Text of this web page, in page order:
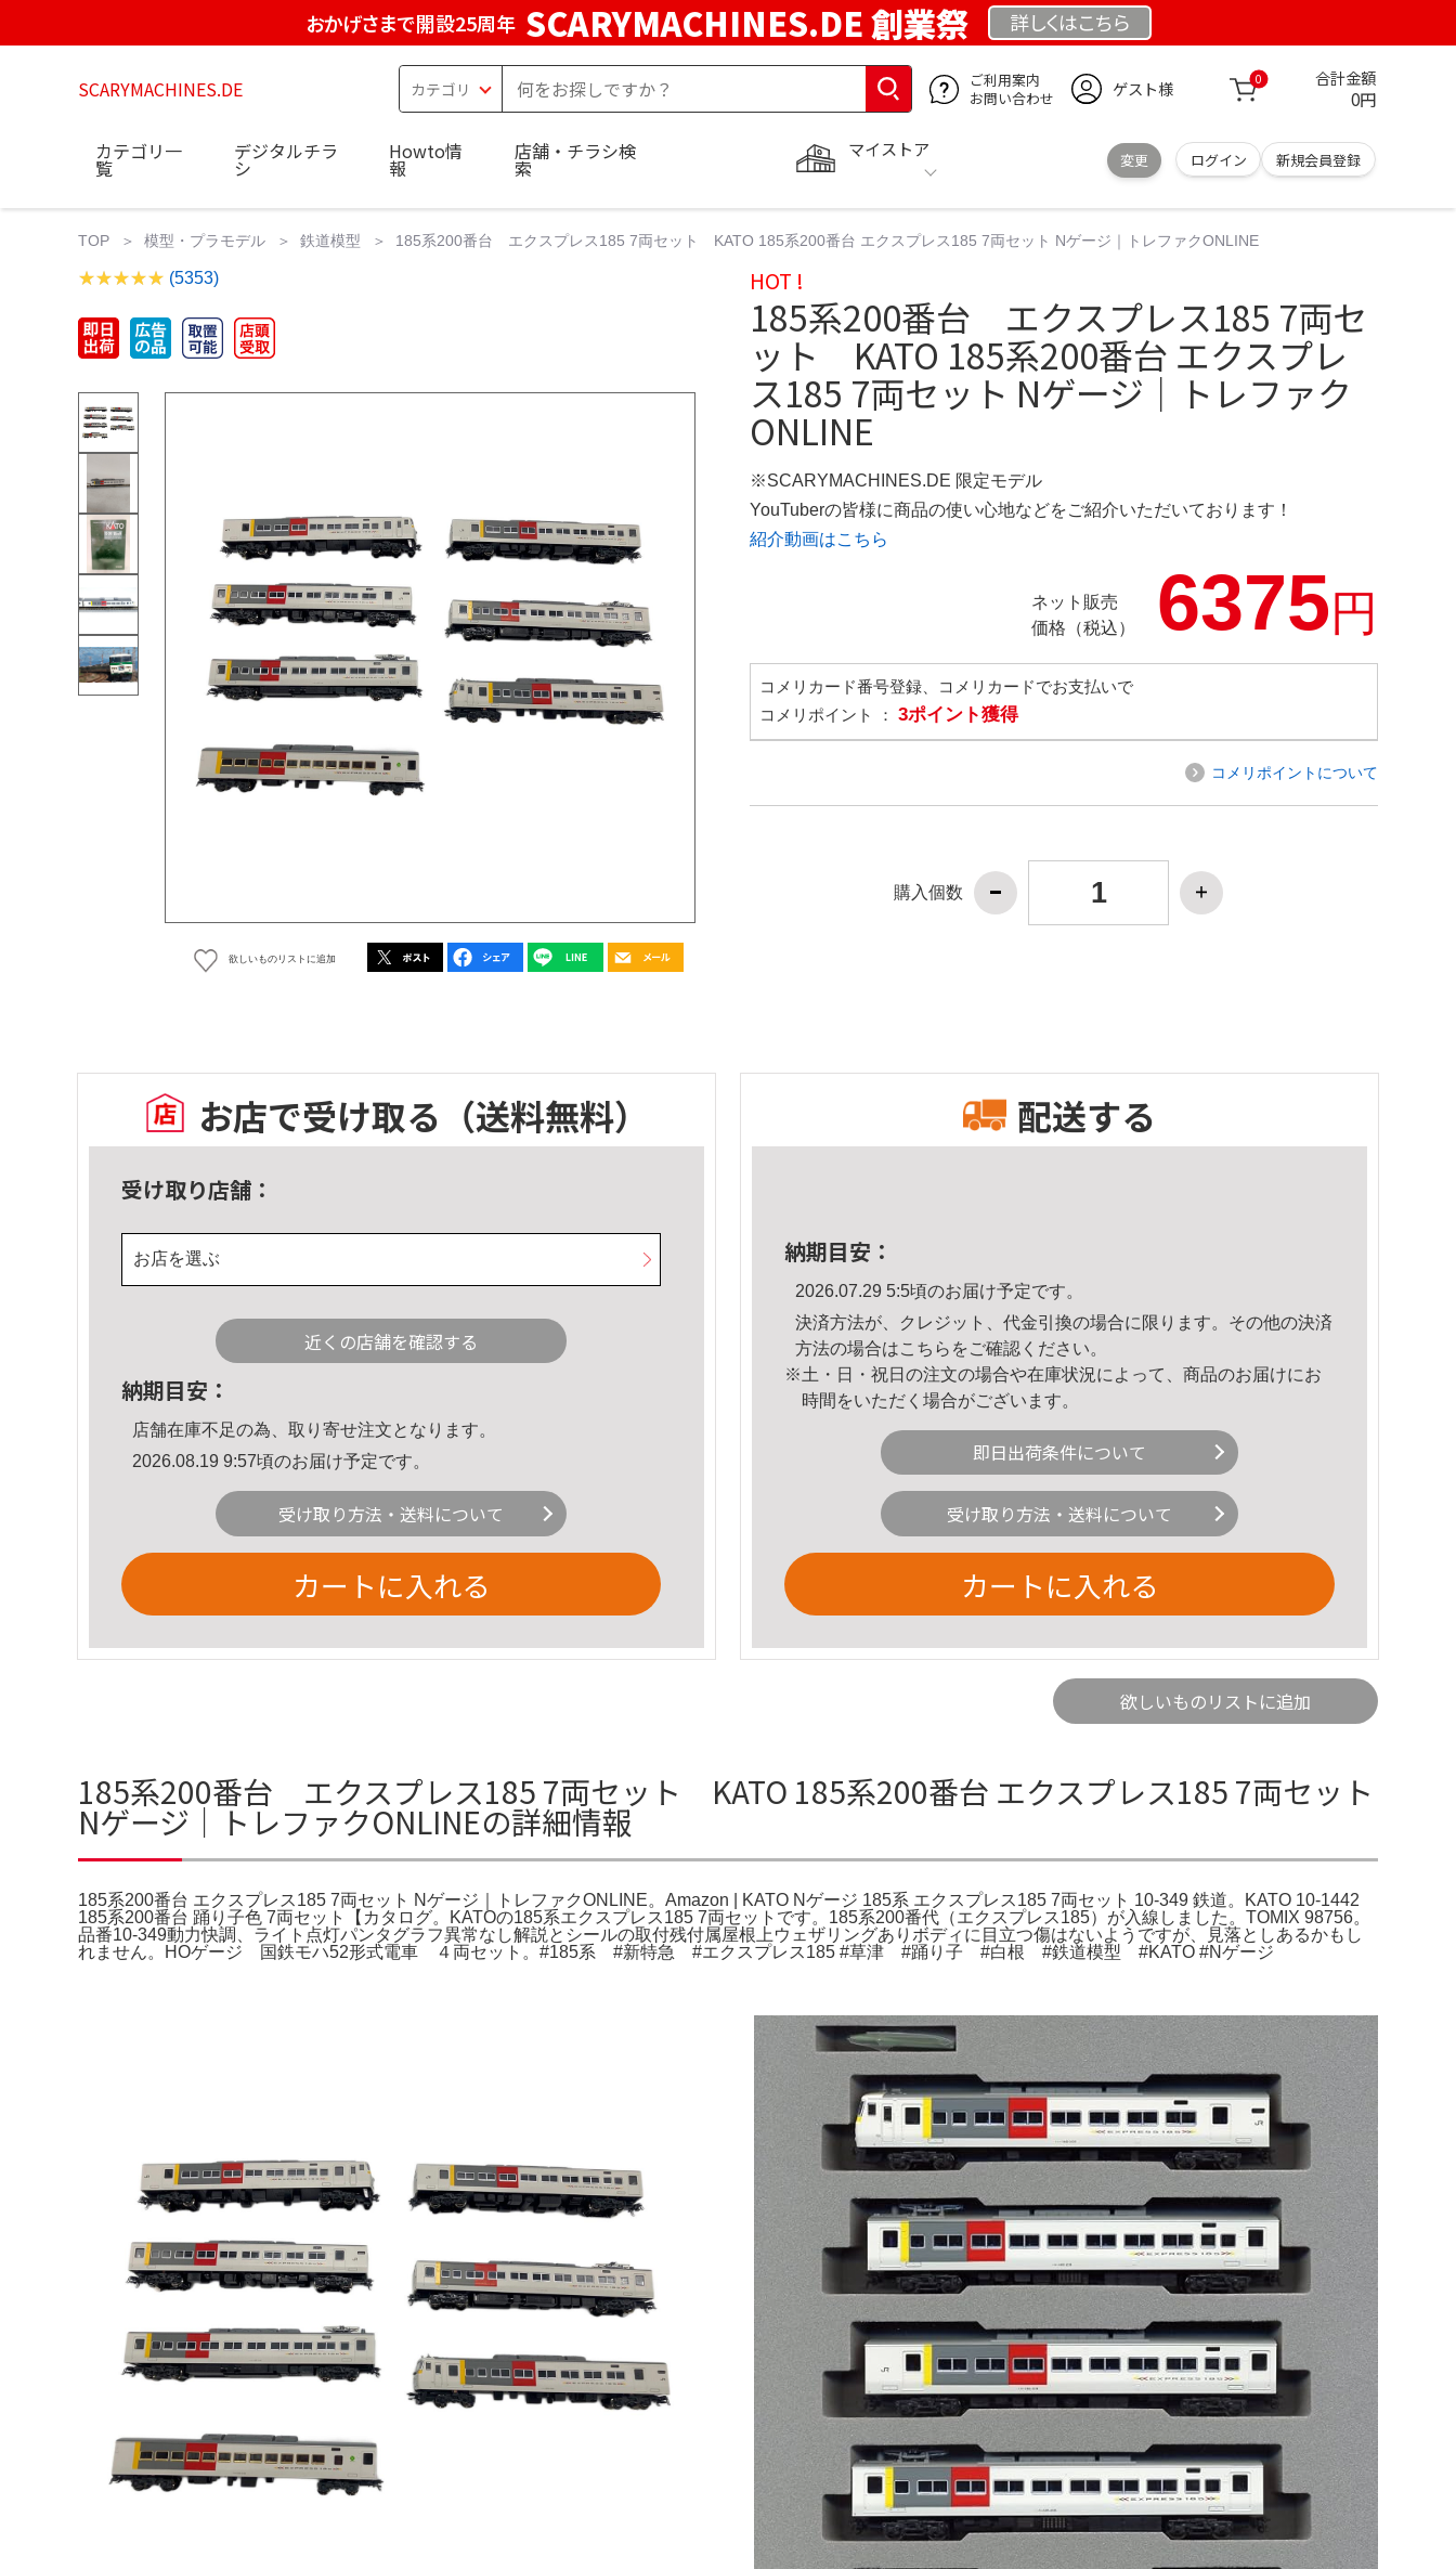
おかげさまで開設25周年 SCARYMACHINES.DE 創業祭 詳しくはこちら
SCARYMACHINES.DE
ご利用案内
お問い合わせ
ゲスト様 0 合計金額
0円
マイストア
変更 ログイン 新規会員登録
カテゴリ一
覧
デジタルチラ
シ
Howto情
報
店舗・チラシ検
索
TOP 模型・プラモデル 鉄道模型 185系200番台 エクスプレス185 7両セット KATO 185系200番台 エクスプレス185 7両セット Nゲージ｜トレファクONLINE
(5353)
欲しいものリストに追加
HOT !
185系200番台 エクスプレス185 7両セ
ット KATO 185系200番台 エクスプレ
ス185 7両セット Nゲージ｜トレファク
ONLINE
※SCARYMACHINES.DE 限定モデル
YouTuberの皆様に商品の使い心地などをご紹介いただいております！
紹介動画はこちら
ネット販売
価格（税込）
6375円
コメリカード番号登録、コメリカードでお支払いで
コメリポイント ： 3ポイント獲得
コメリポイントについて
購入個数
お店で受け取る （送料無料）
受け取り店舗：
お店を選ぶ
近くの店舗を確認する
納期目安：
店舗在庫不足の為、取り寄せ注文となります。
2026.08.19 9:57頃のお届け予定です。
受け取り方法・送料について
カートに入れる
配送する
納期目安：
2026.07.29 5:5頃のお届け予定です。
決済方法が、クレジット、代金引換の場合に限ります。その他の決済
方法の場合はこちら をご確認ください。
※土・日・祝日の注文の場合や在庫状況によって、商品のお届けにお
時間をいただく場合がございます。
即日出荷条件について
受け取り方法・送料について
カートに入れる
欲しいものリストに追加
185系200番台 エクスプレス185 7両セット KATO 185系200番台 エクスプレス185 7両セット
Nゲージ｜トレファクONLINEの詳細情報
185系200番台 エクスプレス185 7両セット Nゲージ｜トレファクONLINE。Amazon | KATO Nゲージ 185系 エクスプレス185 7両セット 10-349 鉄道。KATO 10-1442
185系200番台 踊り子色 7両セット【カタログ。KATOの185系エクスプレス185 7両セットです。185系200番代（エクスプレス185）が入線しました。TOMIX 98756。
品番10-349動力快調、ライト点灯パンタグラフ異常なし解説とシールの取付残付属屋根上ウェザリングありボディに目立つ傷はないようですが、見落としあるかもし
れません。HOゲージ 国鉄モハ52形式電車 ４両セット。#185系 #新特急 #エクスプレス185 #草津 #踊り子 #白根 #鉄道模型 #KATO #Nゲージ